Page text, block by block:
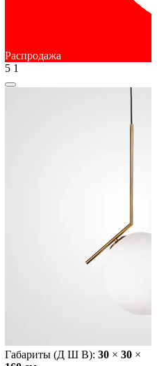
Распродажа
5 1
Габариты (Д Ш В): 30 × 30 ×